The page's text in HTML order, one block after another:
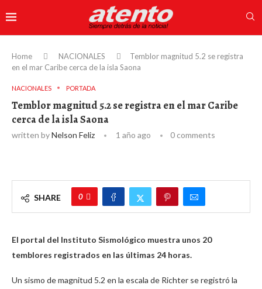
Home NACIONALES
Temblor magnitud 5.2 se registra
en el mar Caribe cerca de la isla Saona
NACIONALES PORTADA
Temblor magnitud 5.2 se registra en el mar Caribe
cerca de la isla Saona
written byNelson Feliz 1 año ago 0 comments
SHARE 0
El portal del Instituto Sismológico muestra unos 20
temblores registrados en las últimas 24 horas.
Un sismo de magnitud 5.2 en la escala de Richter se registró la